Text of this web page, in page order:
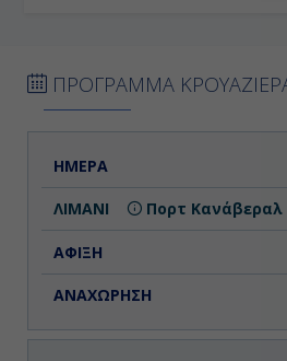
ΠΡΟΓΡΑΜΜΑ
ΗΜΕΡΑ
Πορτ Κανάβεραλ